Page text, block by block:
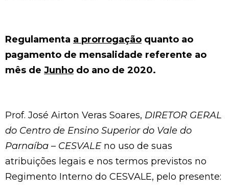
Regulamenta a prorrogação quanto ao
pagamento de mensalidade referente ao
mês de Junho do ano de 2020.
Prof. José Airton Veras Soares, DIRETOR GERAL
do Centro de Ensino Superior do Vale do
Parnaíba – CESVALE no uso de suas
atribuições legais e nos termos previstos no
Regimento Interno do CESVALE, pelo presente: